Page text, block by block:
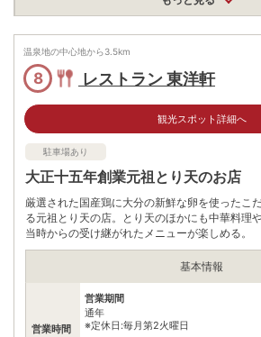
問合せください。
※ 料金情報は税込・税抜表記が混ざっております。
自身でお問合せください。
温泉地の中心地から3.5km
8 レストラン 東洋軒
観光スポット詳細へ
駐車場あり
大正十五年創業元祖とり天のお店
厳選された国産鶏に大分の新鮮な卵を使ったこ
る元祖とり天の店。とり天のほかにも中華料理
当時からの受け継がれたメニューが楽しめる。
基本情報
営業時間
営業期間
通年
※定休日:毎月第2火曜日